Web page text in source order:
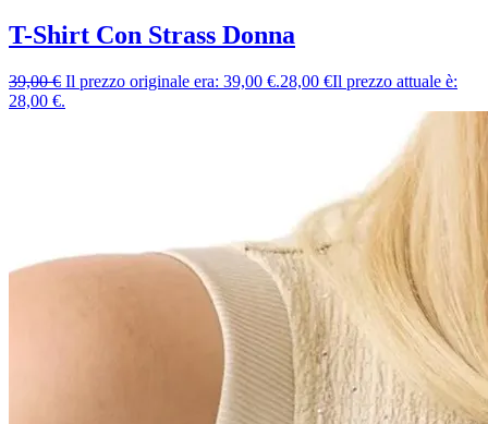
T-Shirt Con Strass Donna
39,00€ Il prezzo originale era: 39,00 €.28,00 €Il prezzo attuale è:
28,00 €.